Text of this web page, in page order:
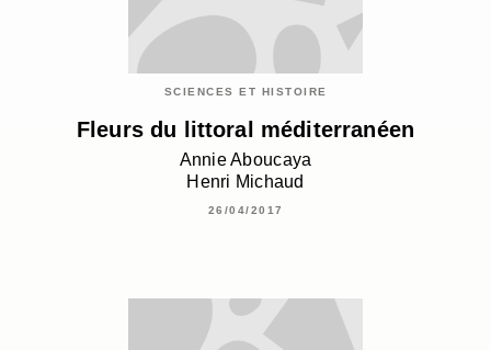
SCIENCES ET HISTOIRE
Fleurs du littoral méditerranéen
Annie Aboucaya
Henri Michaud
26/04/2017